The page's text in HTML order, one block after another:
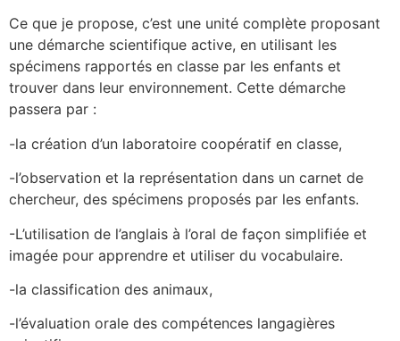
Ce que je propose, c’est une unité complète proposant
une démarche scientifique active, en utilisant les
spécimens rapportés en classe par les enfants et
trouver dans leur environnement. Cette démarche
passera par :
-la création d’un laboratoire coopératif en classe,
-l’observation et la représentation dans un carnet de
chercheur, des spécimens proposés par les enfants.
-L’utilisation de l’anglais à l’oral de façon simplifiée et
imagée pour apprendre et utiliser du vocabulaire.
-la classification des animaux,
-l’évaluation orale des compétences langagières